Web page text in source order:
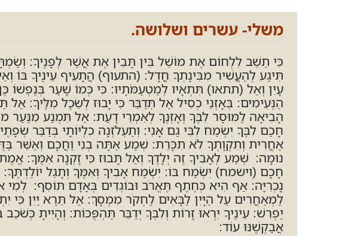
משלי- עשרים ושלושה.
כִּי תֵשֵׁב לִלְחוֹם אֶת מוֹשֵׁל בִּין תָּבִין אֶת אֲשֶׁר לְפָנֶיךָ:
תִּיגַע לְהַעֲשִׁיר מִבִּינָתְךָ חֲדָל: (התעוף) הֲתָעִיף עֵינֶיךָ בּוֹ
עָיִן וְאַל (תתאו) תִּתְאָיו לְמַטְעַמֹּתָיו: כִּי כְּמוֹ שָׁעַר
הַנְּעִימִים: בְּאָזְנֵי כְסִיל אַל תְּדַבֵּר כִּי יָבוּז לְשֵׂכֶל מִלֶּיךָ:
הָבִיאָה לַמּוּסָר לִבֶּךָ וְאָזְנֶךָ לְאִמְרֵי דָעַת: אַל תִּמְנַע מִנַּעַר
חָכַם לִבֶּךָ יִשְׂמַח לִבִּי גַם אָנִי: וְתַעְלֹזְנָה כִלְיוֹתָי בְּדַבֵּר
אַחֲרִית וְתִקְוָתְךָ לֹא תִכָּרֵת: שְׁמַע אַתָּה בְנִי וַחֲכָם וְאַשֵּׁר
נוּמָה: שְׁמַע לְאָבִיךָ זֶה יְלָדֶךָ וְאַל תָּבוּז כִּי זָקְנָה אִמֶּךָ: אֱמֶת
חָכָם (וישמח) יִשְׂמַח בּוֹ: יִשְׂמַח אָבִיךָ וְאִמֶּךָ וְתָגֵל יוֹלַדְתֶּךָ:
נָכְרִיָּה: אַף הִיא כְּחֶתֶף תֶּאֱרֹב וּבוֹגְדִים בְּאָדָם תּוֹסִף: לְמִי
לַמְאַחֲרִים עַל הַיָּיִן לַבָּאִים לַחְקֹר מִמְסָךְ: אַל תֵּרֶא יַיִן כִּי
יַפְרִשׁ: עֵינֶיךָ יִרְאוּ זָרוֹת וְלִבְּךָ יְדַבֵּר תַּהְפֻּכוֹת: וְהָיִיתָ
אֲבַקְשֶׁנּוּ עוֹד: